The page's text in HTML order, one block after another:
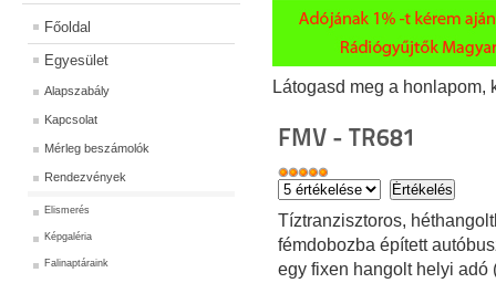
Főoldal
Egyesület
Alapszabály
Kapcsolat
Mérleg beszámolók
Rendezvények
Elismerés
Képgaléria
Falinaptáraink
Látogasd meg a honlapom,
FMV - TR681
Tíztranzisztoros,
fémdobozba épített
egy fixen hangolt helyi adó